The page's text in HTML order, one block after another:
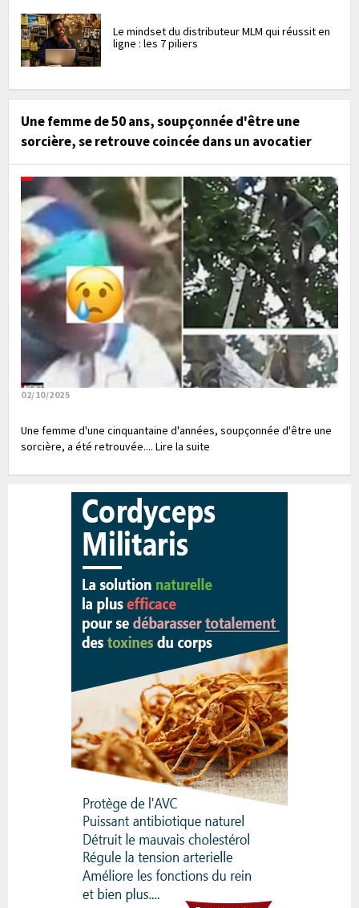
Le mindset du distributeur MLM qui réussit en
ligne : les 7 piliers
Une femme de 50 ans, soupçonnée d'être une
sorcière, se retrouve coincée dans un avocatier
02/10/2025
Une femme d'une cinquantaine d'années, soupçonnée d'être une
sorcière, a été retrouvée.... Lire la suite